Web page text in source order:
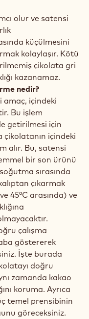
olur ve satensi
küçülmesini
kolaylaşır. Kötü
çikolata gri
kazanamaz.
nedir?
amaç, içindeki
Bu işlem
getirilmesi için
çikolatanın içindeki
alır. Bu, satensi
bir son ürünü
sırasında
çıkarmak
45°C arasında) ve
çalışma
göstererek
İşte burada
doğru
zamanda kakao
koruma. Ayrıca
temel prensibinin
göreceksiniz.